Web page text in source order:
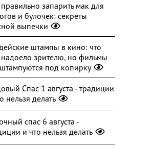
запарить мак для
и булочек: секреты
выпечки
штампы в кино: что
зрителю, но фильмы
под копирку
Спас 1 августа - традиции
нельзя делать
спас 6 августа -
и что нельзя делать